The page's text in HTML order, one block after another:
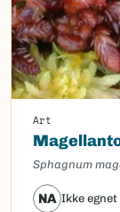
Art
Sphagnum
NA Ikke egnet